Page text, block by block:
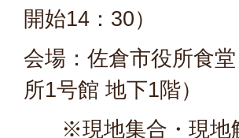
開始14：30）
会場：佐倉市役所食
所1号館 地下1階）
※現地集合・現地